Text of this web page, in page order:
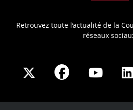
Retrouvez toute l’actualité de la
réseaux
Share
X
Share
Facebook
Share